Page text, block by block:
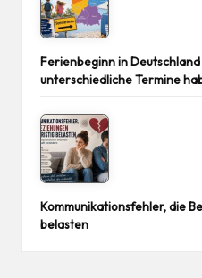
Ferienbeginn in
unterschiedliche Termine
Kommunikationsfehler, die
belasten